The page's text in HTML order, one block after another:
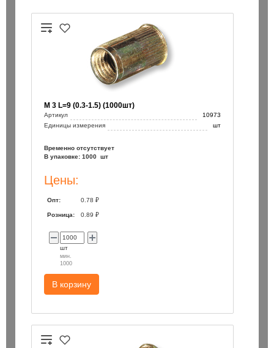
М 3 L=9 (0.3-1.5) (1000шт)
Артикул
10973
Единицы измерения
шт
Временно отсутствует
В упаковке: 1000 шт
Цены:
Опт: 0.78 ₽
Розница: 0.89 ₽
шт
мин.
1000
В корзину